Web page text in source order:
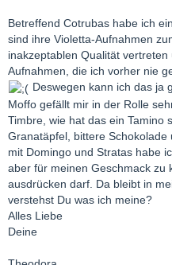
Betreffend Cotrubas habe ich
sind ihre Violetta-Aufnahmen
inakzeptablen Qualität
Aufnahmen, die ich vorher nie
Deswegen kann ich das ja
Moffo gefällt mir in der Rolle
Timbre, wie hat das ein Tamino
Granatäpfel, bittere
mit Domingo und Stratas habe
aber für meinen Geschmack zu
ausdrücken darf. Da bleibt in
verstehst Du was ich meine?
Alles Liebe
Deine